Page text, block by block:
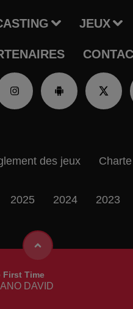
JEUX
First Time
DAVID
des jeux
2025 2024 2023